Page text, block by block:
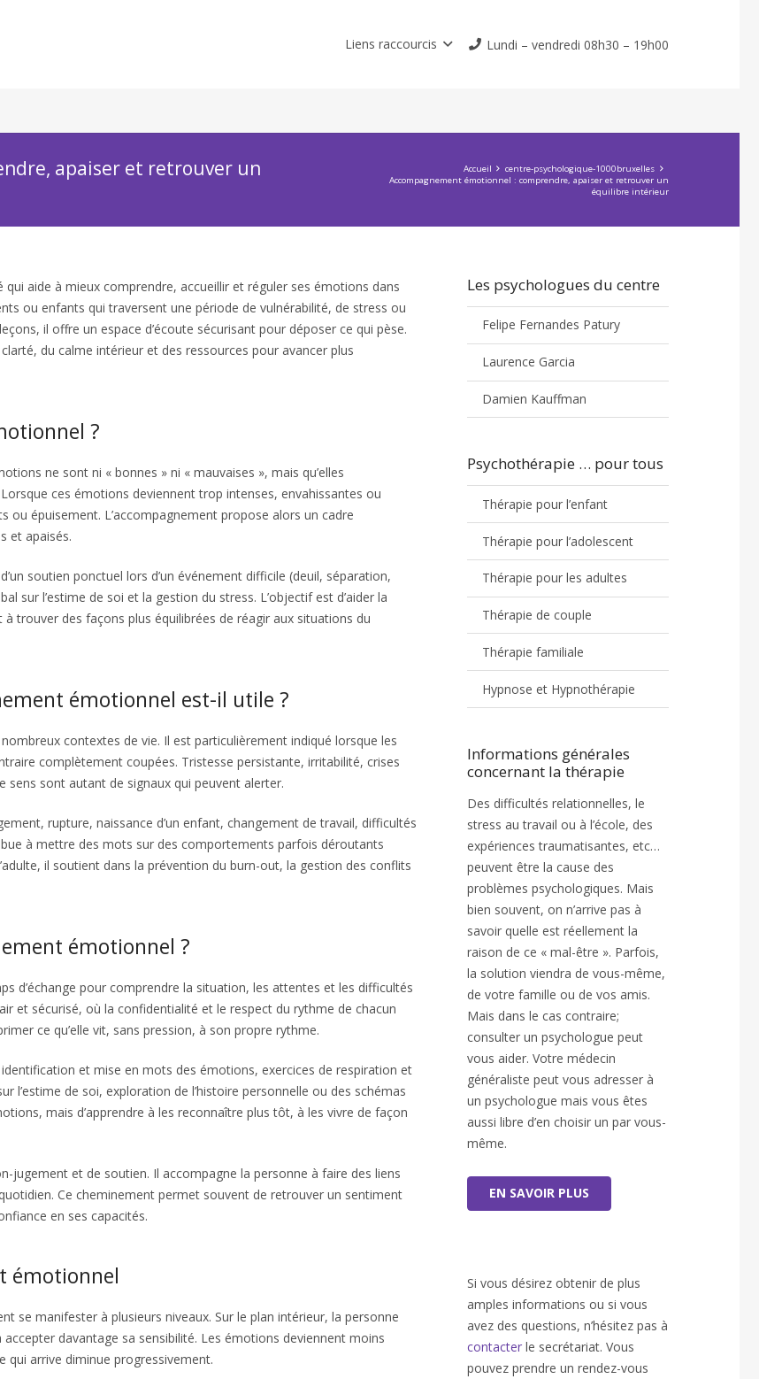
Liens raccourcis Lundi – vendredi 08h30 – 19h00
apaiser et retrouver un
Accueil
centre-psychologique-1000bruxelles
Accompagnement émotionnel : comprendre, apaiser et retrouver un
équilibre intérieur
aide à mieux comprendre, accueillir et réguler ses émotions dans
ou enfants qui traversent une période de vulnérabilité, de stress ou
il offre un espace d’écoute sécurisant pour déposer ce qui pèse.
du calme intérieur et des ressources pour avancer plus
?
ne sont ni « bonnes » ni « mauvaises », mais qu’elles
ces émotions deviennent trop intenses, envahissantes ou
épuisement. L’accompagnement propose alors un cadre
et apaisés.
soutien ponctuel lors d’un événement difficile (deuil, séparation,
sur l’estime de soi et la gestion du stress. L’objectif est d’aider la
trouver des façons plus équilibrées de réagir aux situations du
émotionnel est-il utile ?
contextes de vie. Il est particulièrement indiqué lorsque les
complètement coupées. Tristesse persistante, irritabilité, crises
sens sont autant de signaux qui peuvent alerter.
rupture, naissance d’un enfant, changement de travail, difficultés
à mettre des mots sur des comportements parfois déroutants
il soutient dans la prévention du burn-out, la gestion des conflits
émotionnel ?
d’échange pour comprendre la situation, les attentes et les difficultés
et sécurisé, où la confidentialité et le respect du rythme de chacun
ce qu’elle vit, sans pression, à son propre rythme.
et mise en mots des émotions, exercices de respiration et
l’estime de soi, exploration de l’histoire personnelle ou des schémas
mais d’apprendre à les reconnaître plus tôt, à les vivre de façon
jugement et de soutien. Il accompagne la personne à faire des liens
Ce cheminement permet souvent de retrouver un sentiment
en ses capacités.
émotionnel
se manifester à plusieurs niveaux. Sur le plan intérieur, la personne
davantage sa sensibilité. Les émotions deviennent moins
qui arrive diminue progressivement.
Les psychologues du centre
Felipe Fernandes Patury
Laurence Garcia
Damien Kauffman
Psychothérapie … pour tous
Thérapie pour l’enfant
Thérapie pour l’adolescent
Thérapie pour les adultes
Thérapie de couple
Thérapie familiale
Hypnose et Hypnothérapie
Informations générales
concernant la thérapie
Des difficultés relationnelles, le
stress au travail ou à l’école, des
expériences traumatisantes, etc…
peuvent être la cause des
problèmes psychologiques. Mais
bien souvent, on n’arrive pas à
savoir quelle est réellement la
raison de ce « mal-être ». Parfois,
la solution viendra de vous-même,
de votre famille ou de vos amis.
Mais dans le cas contraire;
consulter un psychologue peut
vous aider. Votre médecin
généraliste peut vous adresser à
un psychologue mais vous êtes
aussi libre d’en choisir un par vous-
même.
EN SAVOIR PLUS
Si vous désirez obtenir de plus
amples informations ou si vous
avez des questions, n’hésitez pas à
contacter le secrétariat. Vous
pouvez prendre un rendez-vous